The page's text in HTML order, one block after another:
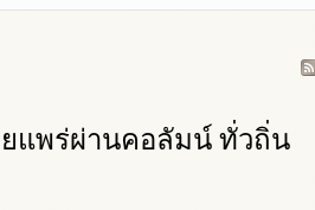
ยแพร่ผ่านคอลัมน์ ทั่วถิ่น